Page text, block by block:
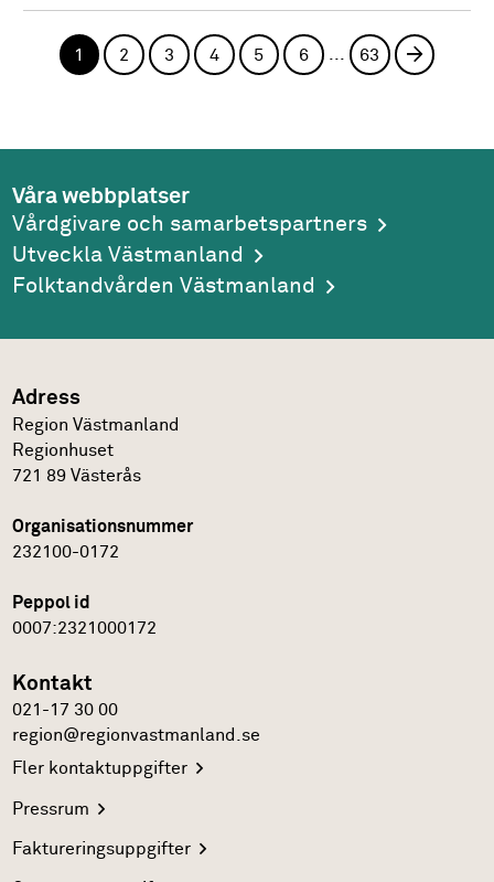
1 2 3 4 5 6 ... 63 Nästa
Våra webbplatser
Vårdgivare och samarbetspartners
Utveckla Västmanland
Folktandvården Västmanland
Adress
Region Västmanland
Regionhuset
721 89 Västerås
Organisationsnummer
232100-0172
Peppol id
0007:2321000172
Kontakt
021-17 30 00
region@regionvastmanland.se
Flerkontaktuppgifter
Pressrum
Faktureringsuppgifter